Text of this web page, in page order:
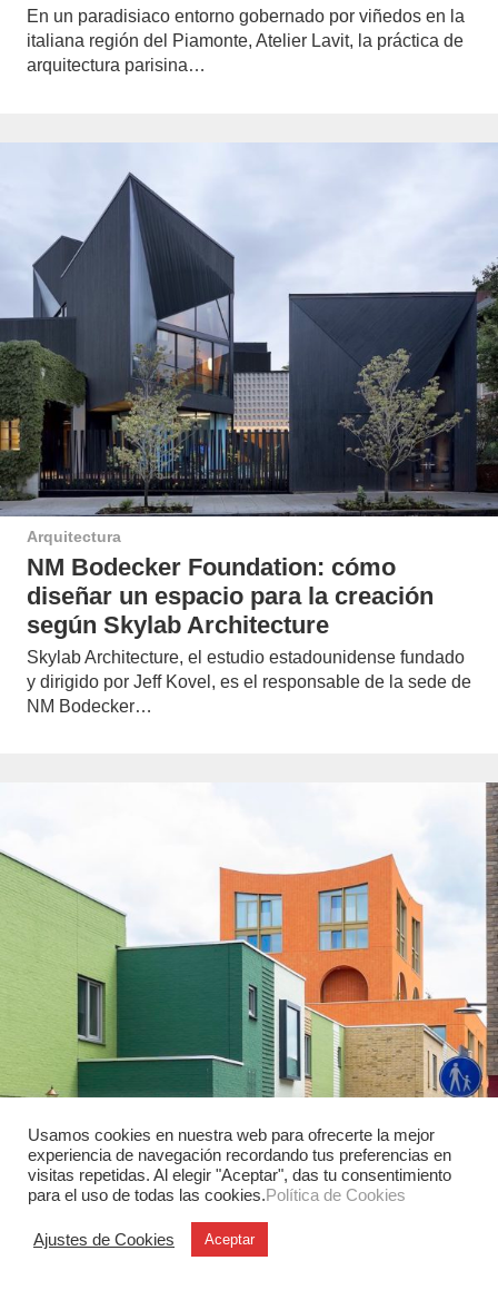
En un paradisiaco entorno gobernado por viñedos en la
italiana región del Piamonte, Atelier Lavit, la práctica de
arquitectura parisina…
Arquitectura
NM Bodecker Foundation: cómo
diseñar un espacio para la creación
según Skylab Architecture
Skylab Architecture, el estudio estadounidense fundado
y dirigido por Jeff Kovel, es el responsable de la sede de
NM Bodecker…
Arquitectura
Waag Woensel-West: un proyecto de
Next Architects. El futuro de las
comunidades urbanas
Usamos cookies en nuestra web para ofrecerte la mejor
experiencia de navegación recordando tus preferencias en
visitas repetidas. Al elegir "Aceptar", das tu consentimiento
para el uso de todas las cookies.Política de Cookies
Ajustes de Cookies Aceptar